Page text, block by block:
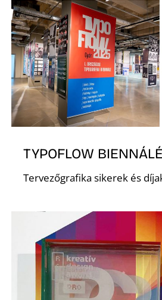
TYPOFLOW
Tervezőgrafika sikerek és